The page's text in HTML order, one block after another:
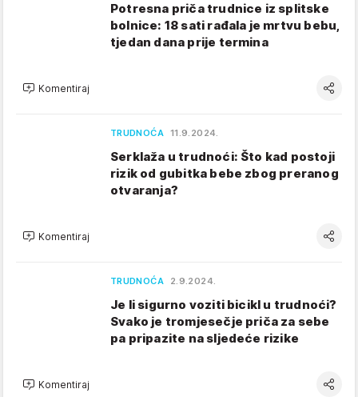
Potresna priča trudnice iz splitske
bolnice: 18 sati rađala je mrtvu bebu,
tjedan dana prije termina
Komentiraj
TRUDNOĆA 11.9.2024.
Serklaža u trudnoći: Što kad postoji
rizik od gubitka bebe zbog preranog
otvaranja?
Komentiraj
TRUDNOĆA 2.9.2024.
Je li sigurno voziti bicikl u trudnoći?
Svako je tromjesečje priča za sebe
pa pripazite na sljedeće rizike
Komentiraj